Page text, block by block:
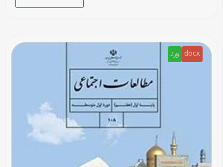
docx ورد